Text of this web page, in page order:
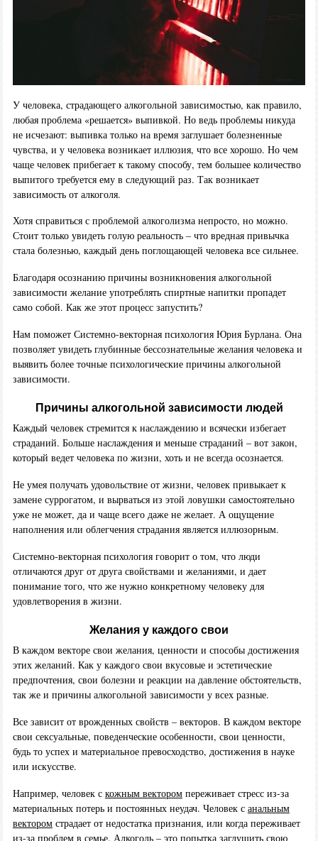
У человека, страдающего алкогольной зависимостью, как правило,
любая проблема «решается» выпивкой. Но ведь проблемы никуда
не исчезают: выпивка только на время заглушает болезненные
чувства, и у человека возникает иллюзия, что все хорошо. Но чем
чаще человек прибегает к такому способу, тем большее количество
выпитого требуется ему в следующий раз. Так возникает
зависимость от алкоголя.
Хотя справиться с проблемой алкоголизма непросто, но можно.
Стоит только увидеть голую реальность – что вредная привычка
стала болезнью, каждый день поглощающей человека все сильнее.
Благодаря осознанию причины возникновения алкогольной
зависимости желание употреблять спиртные напитки пропадет
само собой. Как же этот процесс запустить?
Нам поможет Системно-векторная психология Юрия Бурлана. Она
позволяет увидеть глубинные бессознательные желания человека и
выявить более точные психологические причины алкогольной
зависимости.
Причины алкогольной зависимости людей
Каждый человек стремится к наслаждению и всячески избегает
страданий. Больше наслаждения и меньше страданий – вот закон,
который ведет человека по жизни, хоть и не всегда осознается.
Не умея получать удовольствие от жизни, человек привыкает к
замене суррогатом, и вырваться из этой ловушки самостоятельно
уже не может, да и чаще всего даже не желает. А ощущение
наполнения или облегчения страдания является иллюзорным.
Системно-векторная психология говорит о том, что люди
отличаются друг от друга свойствами и желаниями, и дает
понимание того, что же нужно конкретному человеку для
удовлетворения в жизни.
Желания у каждого свои
В каждом векторе свои желания, ценности и способы достижения
этих желаний. Как у каждого свои вкусовые и эстетические
предпочтения, свои болезни и реакции на давление обстоятельств,
так же и причины алкогольной зависимости у всех разные.
Все зависит от врожденных свойств – векторов. В каждом векторе
свои сексуальные, поведенческие особенности, свои ценности,
будь то успех и материальное превосходство, достижения в науке
или искусстве.
Например, человек с кожным векторомпереживает стресс из-за
материальных потерь и постоянных неудач. Человек с анальным
векторомстрадает от недостатка признания, или когда переживает
из-за проблем в семье. Алкоголь – это попытка заглушить свою